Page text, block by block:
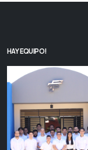
HAY EQUIPO!